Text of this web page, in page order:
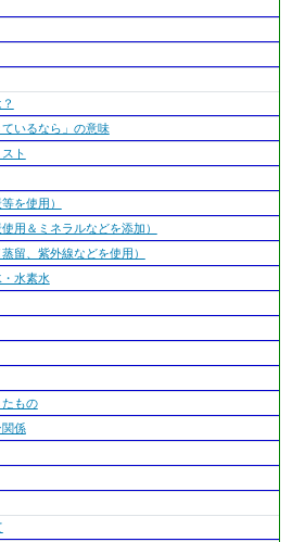
いるなら」の意味
ト
を使用）
用＆ミネラルなどを添加）
留、紫外線などを使用）
水素水
もの
係